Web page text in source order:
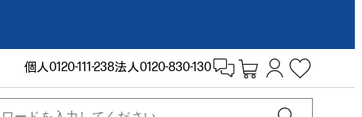
個人0120-111-238法人0120-830-130